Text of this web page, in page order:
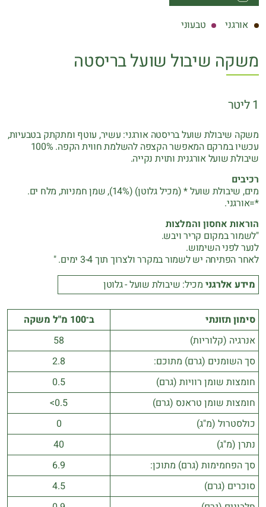
אורגני טבעוני
משקה שיבול שועל בריסטה
1 ליטר
משקה שיבולת שועל בריסטה אורגני: עשיר, עוטף ומתקתק בטבעיות,
עכשיו במרקם המאפשר הקצפה להשלמת חווית הקפה. 100%
שיבולת שועל אורגנית ותוית נקייה.
רכיבים
מים, שיבולת שועל * (מכיל גלוטן) (14%), שמן חמניות, מלח ים.
*=אורגני.
הוראות אחסון והמלצות
"לשמור במקום קריר ויבש.
לנער לפני השימוש.
לאחר הפתיחה יש לשמור במקרר ולצרוך תוך 3-4 ימים. "
מידע אלרגני מכיל: שיבולת שועל - גלוטן
סימון תזונתי
ב־100 מ"ל משקה
אנרגיה (קלוריות)
58
סך השומנים (גרם) מתוכם:
2.8
חומצות שומן רוויות (גרם)
0.5
חומצות שומן טראנס (גרם)
0.5>
כולסטרול (מ"ג)
0
נתרן (מ"ג)
40
סך הפחמימות (גרם) מתוכן:
6.9
סוכרים (גרם)
4.5